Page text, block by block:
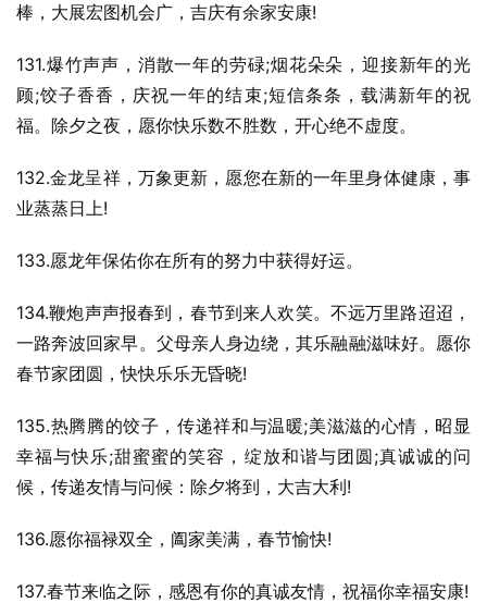
棒，大展宏图机会广，吉庆有余家安康!
131.爆竹声声，消散一年的劳碌;烟花朵朵，迎接新年的光
顾;饺子香香，庆祝一年的结束;短信条条，载满新年的祝
福。除夕之夜，愿你快乐数不胜数，开心绝不虚度。
132.金龙呈祥，万象更新，愿您在新的一年里身体健康，事
业蒸蒸日上!
133.愿龙年保佑你在所有的努力中获得好运。
134.鞭炮声声报春到，春节到来人欢笑。不远万里路迢迢，
一路奔波回家早。父母亲人身边绕，其乐融融滋味好。愿你
春节家团圆，快快乐乐无昏晓!
135.热腾腾的饺子，传递祥和与温暖;美滋滋的心情，昭显
幸福与快乐;甜蜜蜜的笑容，绽放和谐与团圆;真诚诚的问
候，传递友情与问候：除夕将到，大吉大利!
136.愿你福禄双全，阖家美满，春节愉快!
137.春节来临之际，感恩有你的真诚友情，祝福你幸福安康!